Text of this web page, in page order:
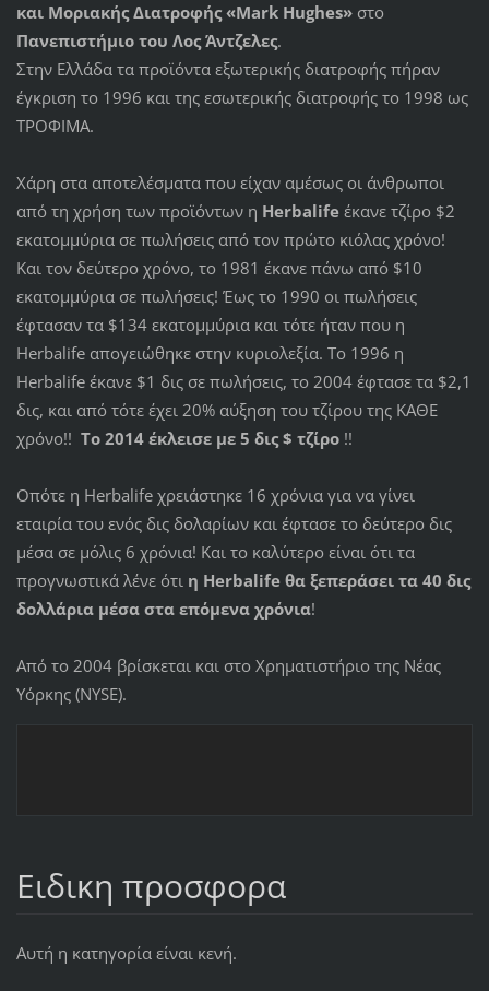
και Μοριακής Διατροφής «Mark Hughes»στο
Πανεπιστήμιο του Λος Άντζελες.
Στην Ελλάδα τα προϊόντα εξωτερικής διατροφής πήραν
έγκριση το 1996 και της εσωτερικής διατροφής το 1998 ως
ΤΡΟΦΙΜΑ.
Χάρη στα αποτελέσματα που είχαν αμέσως οι άνθρωποι
από τη χρήση των προϊόντων η Herbalifeέκανε τζίρο $2
εκατομμύρια σε πωλήσεις από τον πρώτο κιόλας χρόνο!
Και τον δεύτερο χρόνο, το 1981 έκανε πάνω από $10
εκατομμύρια σε πωλήσεις! Έως το 1990 οι πωλήσεις
έφτασαν τα $134 εκατομμύρια και τότε ήταν που η
Herbalife απογειώθηκε στην κυριολεξία. Το 1996 η
Herbalife έκανε $1 δις σε πωλήσεις, το 2004 έφτασε τα $2,1
δις, και από τότε έχει 20% αύξηση του τζίρου της ΚΑΘΕ
χρόνο!! Το 2014 έκλεισε με 5 δις $ τζίρο!!
Οπότε η Herbalife χρειάστηκε 16 χρόνια για να γίνει
εταιρία του ενός δις δολαρίων και έφτασε το δεύτερο δις
μέσα σε μόλις 6 χρόνια! Και το καλύτερο είναι ότι τα
προγνωστικά λένε ότι η Herbalife θα ξεπεράσει τα 40 δις
δολλάρια μέσα στα επόμενα χρόνια!
Από το 2004 βρίσκεται και στο Χρηματιστήριο της Νέας
Υόρκης (NYSE).
Ειδικη προσφορα
Αυτή η κατηγορία είναι κενή.